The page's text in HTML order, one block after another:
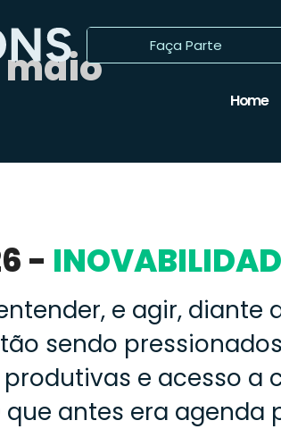
Faça Parte
Home
maio
-
e agir,
sendo
e acesso
antes era